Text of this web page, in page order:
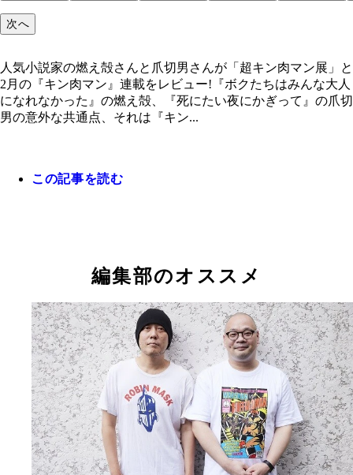
次へ
人気小説家の燃え殻さんと爪切男さんが「超キン肉マン展」と
2月の『キン肉マン』連載をレビュー!『ボクたちはみんな大人
になれなかった』の燃え殻、『死にたい夜にかぎって』の爪切
男の意外な共通点、それは『キン...
この記事を読む
編集部のオススメ